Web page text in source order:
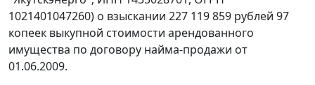
1021401047260) о взыскании 227 119 859 рублей 97
копеек выкупной стоимости арендованного
имущества по договору найма-продажи от
01.06.2009.